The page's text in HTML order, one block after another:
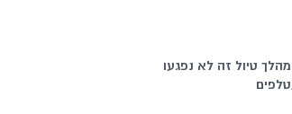
טיול זה לא נפגעו